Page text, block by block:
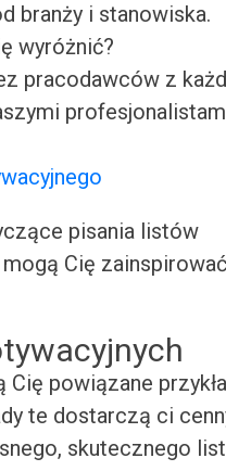
branży i stanowiska.
wyróżnić?
pracodawców z
pisania listów
Cię
powiązane
te dostarczą ci
skutecznego